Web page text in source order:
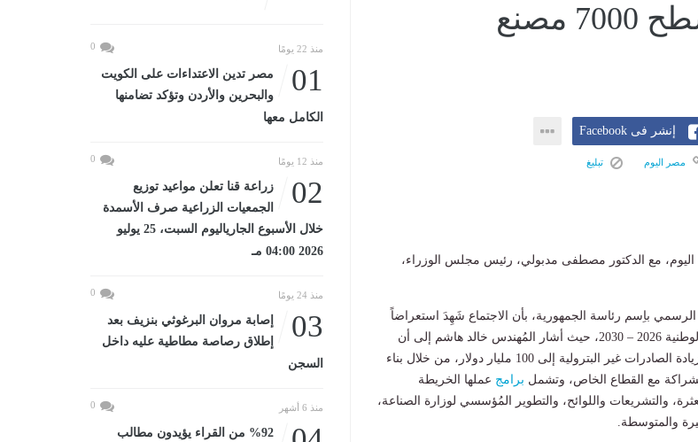
شمسية على أسطح 7000 مصنع
إنشر فى Facebook
مصر اليوم تبليغ
اليوم، مع الدكتور مصطفى مدبولي، رئيس مجلس الوزراء،
باِسم رئاسة الجمهورية، بأن الاجتماع شَهِدَ استعراضاً
للموقف التنفيذي للاستراتيجية الصناعية الوطنية 2026 – 2030، حيث أشار المُهندس خالد هاشم إلى أن
رؤية وزارة الصناعة لعام 2030 تستهدف زيادة الصادرات غير البترولية إلى 100 مليار دولار، من خلال بناء
مع القطاع الخاص، وتشمل برامج عملها الخريطة
والتشريعات واللوائح، والتطوير المُؤسسي لوزارة الصناعة،
والمتوسطة.
منذ 22 يومًا 0
01
مصر تدين الاعتداءات على الكويت
والبحرين والأردن وتؤكد تضامنها
الكامل معها
منذ 12 يومًا 0
02
زراعة قنا تعلن مواعيد توزيع
الجمعيات الزراعية صرف الأسمدة
خلال الأسبوع الجارياليوم السبت، 25 يوليو
2026 04:00 مـ
منذ 24 يومًا 0
03
إصابة مروان البرغوثي بنزيف بعد
إطلاق رصاصة مطاطية عليه داخل
السجن
منذ 6 أشهر 0
%92 من القراء يؤيدون مطالب